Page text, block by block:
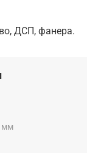
ДСП, фанера.
мм